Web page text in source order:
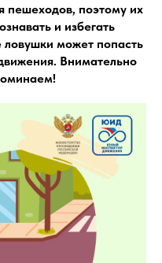
пешеходов, поэтому их
и избегать
может попасть
Внимательно